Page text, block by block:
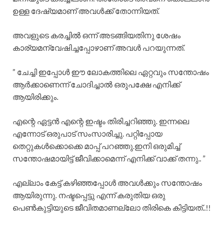
ഉള്ള ദേഷ്യമാണ് അവൾക്ക് തോന്നിയത്.
അവളുടെ കരച്ചിൽ ഒന്ന് അടങ്ങിയതിനു ശേഷം
കാര്യമന്വേഷിച്ചപ്പോഴാണ് അവൾ പറയുന്നത്.
” ചേച്ചി ഇപ്പോൾ ഈ ലോകത്തിലെ ഏറ്റവും സന്തോഷം
ആർക്കാണെന്ന് ചോദിച്ചാൽ ഒരുപക്ഷേ എനിക്ക്
ആയിരിക്കും.
എന്റെ ഏട്ടൻ എന്റെ ഇഷ്ടം തിരിച്ചറിഞ്ഞു. ഇന്നലെ
എന്നോട് ഒരുപാട് സംസാരിച്ചു. പറ്റിപ്പോയ
തെറ്റുകൾക്കൊക്കെ മാപ്പ് പറഞ്ഞു.ഇനി ഒരുമിച്ച്
സന്തോഷമായിട്ട് ജീവിക്കാമെന്ന് എനിക്ക് വാക്ക് തന്നു.. ”
എല്ലാം കേട്ട് കഴിഞ്ഞപ്പോൾ അവൾക്കും സന്തോഷം
ആയിരുന്നു. നഷ്ടപ്പെട്ടു എന്ന് കരുതിയ ഒരു
പെൺകുട്ടിയുടെ ജീവിതമാണല്ലോ തിരികെ കിട്ടിയത്..!!